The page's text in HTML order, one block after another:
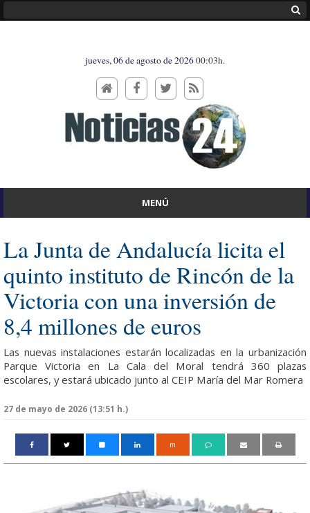
jueves, 06 de agosto de 202600:03h.
MENÚ
La Junta de Andalucía licita el
quinto instituto de Rincón de la
Victoria con una inversión de
8,4 millones de euros
Las nuevas instalaciones estarán localizadas en la urbanización
Parque Victoria en La Cala del Moral tendrá 360 plazas
escolares, y estará ubicado junto al CEIP María del Mar Romera
27 de mayo de 2026 (13:51 h.)
m